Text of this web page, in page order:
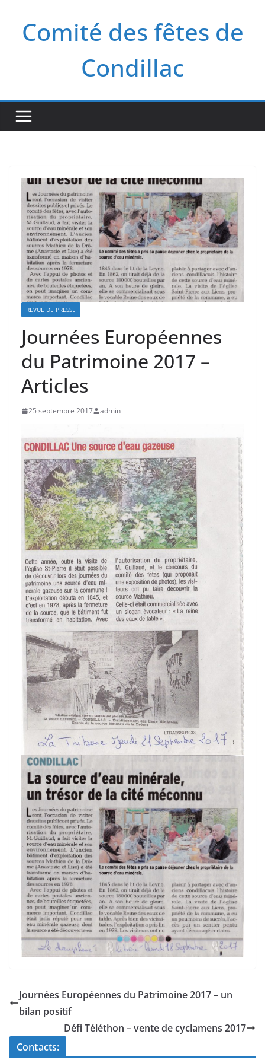
contenuComité des fêtes de
Condillac
REVUE DE PRESSE
Journées Européennes
du Patrimoine 2017 –
Articles
25 septembre 2017 admin
Journées Européennes du Patrimoine 2017 – un
bilan positif
Défi Téléthon – vente de cyclamens 2017
Contacts: